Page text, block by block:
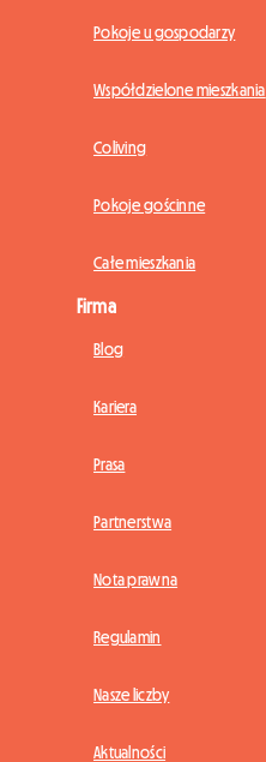
Pokoje u gospodarzy
Współdzielone mieszkania
Coliving
Pokoje gościnne
Całe mieszkania
Firma
Blog
Kariera
Prasa
Partnerstwa
Nota prawna
Regulamin
Nasze liczby
Aktualności